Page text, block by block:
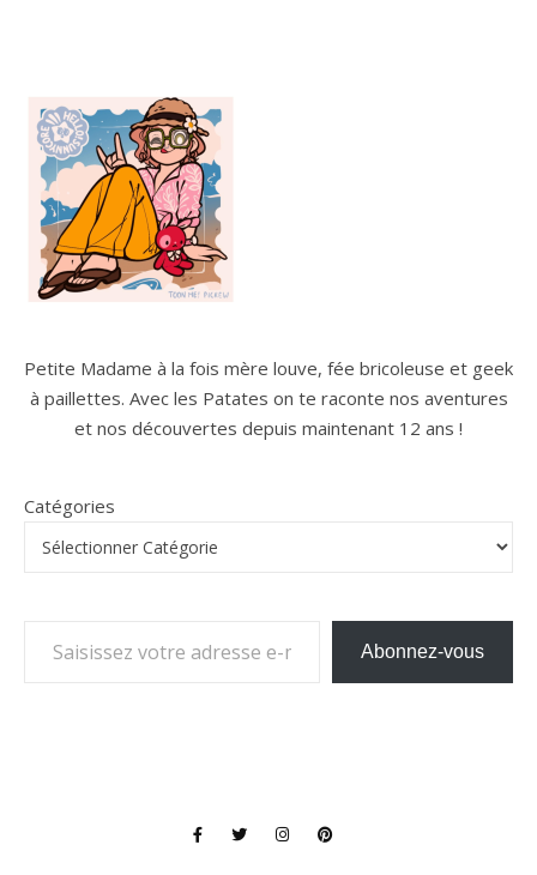
Petite Madame à la fois mère louve, fée bricoleuse et geek
à paillettes. Avec les Patates on te raconte nos aventures
et nos découvertes depuis maintenant 12 ans !
Catégories
Abonnez-vous